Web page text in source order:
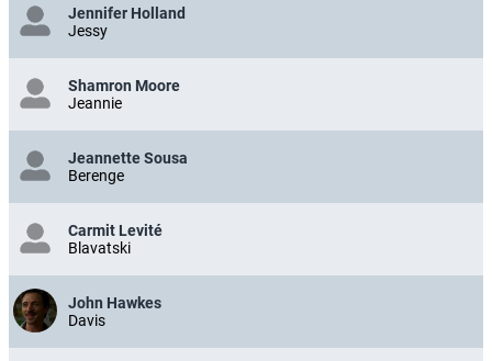
Jennifer Holland
Jessy
Shamron Moore
Jeannie
Jeannette Sousa
Berenge
Carmit Levité
Blavatski
John Hawkes
Davis